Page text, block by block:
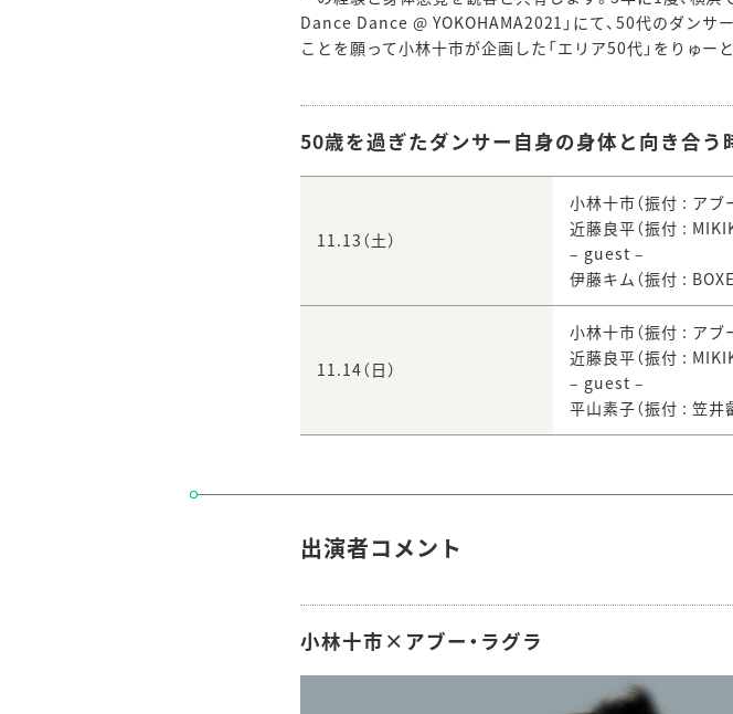
Dance Dance @ YOKOHAMA2021」にて、50代のダンサ
ことを願って小林十市が企画した「エリア50代」をりゅー
50歳を過ぎたダンサー自身の身体と向き合う
11.13（土）
小林十市（振付 : アブ
近藤良平（振付 :
– guest –
伊藤キム（振付 :
11.14（日）
小林十市（振付 : アブ
近藤良平（振付 :
– guest –
平山素子（振付 : 笠井
出演者コメント
小林十市×アブー・ラグラ